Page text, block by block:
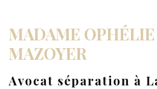
MADAME OPHÉLIE
MAZOYER
Avocat séparation à